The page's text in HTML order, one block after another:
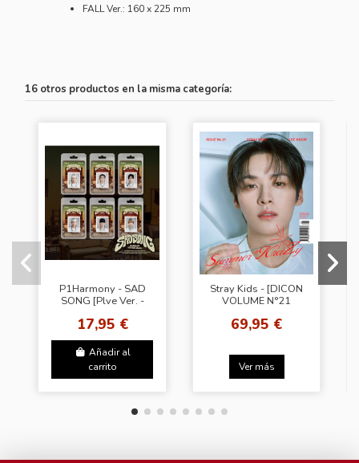
FALL Ver.: 160 x 225 mm
16 otros productos en la misma categoría:
P1Harmony - SAD
SONG [Plve Ver. -
17,95 €
Añadir al
carrito
Stray Kids - [DICON
VOLUME N°21
Summer KraZy] (LEE
69,95 €
Ver más